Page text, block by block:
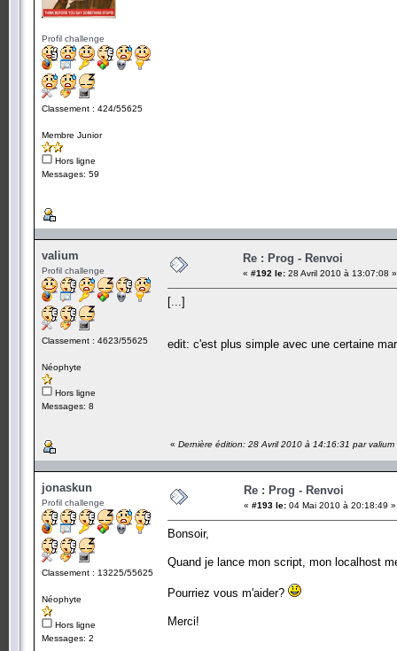
Profil challenge
Classement : 424/55625
Membre Junior
Hors ligne
Messages: 59
valium
Profil challenge
Classement : 4623/55625
Néophyte
Hors ligne
Messages: 8
Re : Prog - Renvoi
« #192 le: 28 Avril 2010 à 13:07:08 »
[...]
edit: c'est plus simple avec une certaine
« Dernière édition: 28 Avril 2010 à 14:16:31 par valium
jonaskun
Profil challenge
Classement : 13225/55625
Néophyte
Hors ligne
Messages: 2
Re : Prog - Renvoi
« #193 le: 04 Mai 2010 à 20:18:49 »
Bonsoir,
Quand je lance mon script, mon localhost
Pourriez vous m'aider?
Merci!